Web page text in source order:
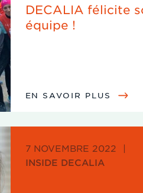
DECALIA félicite
équipe !
EN SAVOIR PLUS
7 NOVEMBRE 2022
|
INSIDE DECALIA